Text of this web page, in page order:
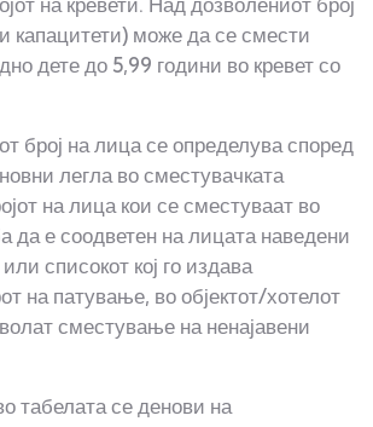
капацитети) може да се смести
дете до 5,99 години во кревет со
број на лица се определува според
легла во сместувачката
на лица кои се сместуваат во
да е соодветен на лицата наведени
списокот кој го издава
на патување, во објектот/хотелот
сместување на ненајавени
табелата се денови на